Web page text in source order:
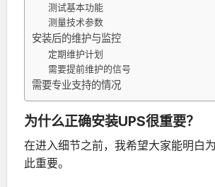
测试基本功能
测量技术参数
安装后的维护与监控
定期维护计划
需要提前维护的信号
需要专业支持的情况
为什么正确安装UPS很重要？
在进入细节之前，我希望大家能明白
此重要。